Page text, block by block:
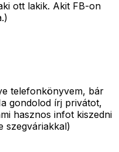
ott lakik. Akit FB-on
telefonkönyvem, bár
gondolod írj privátot,
hasznos infot kiszedni
szegváriakkal)